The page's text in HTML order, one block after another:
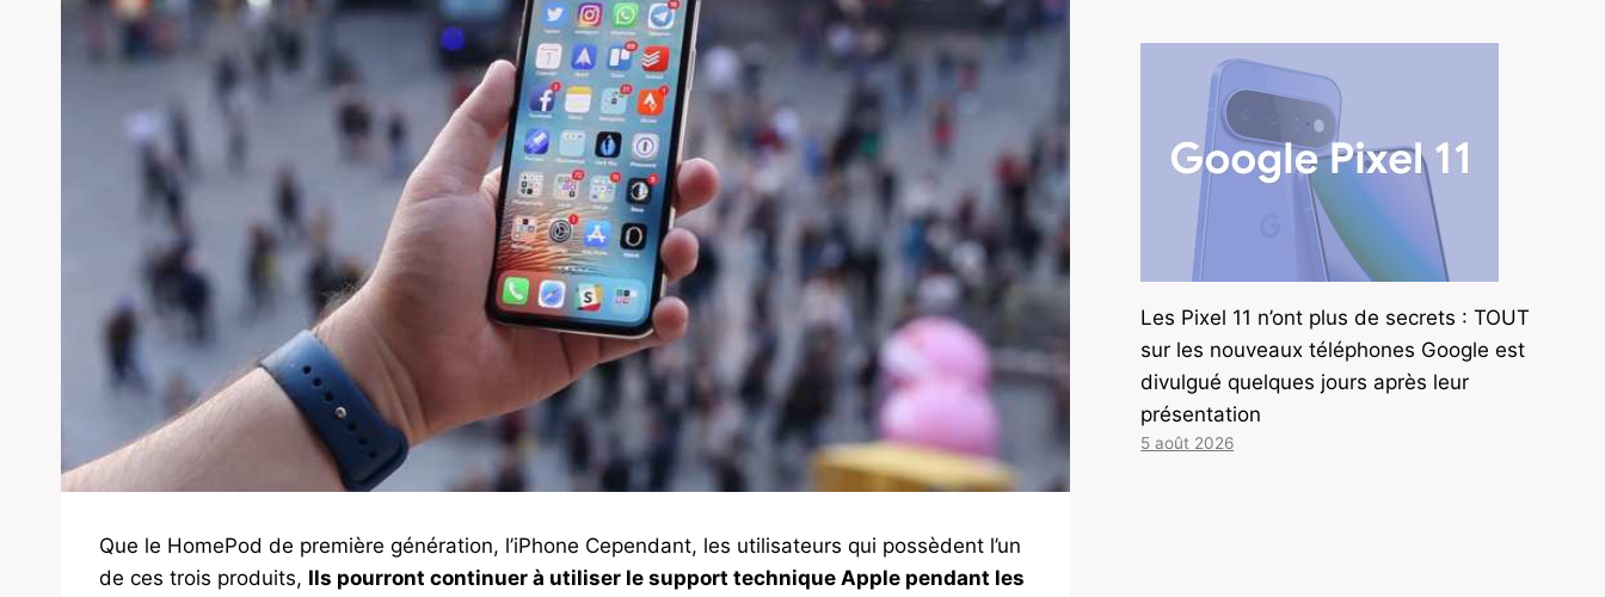
Que le HomePod de première génération, l’iPhone Cependant, les utilisateurs qui possèdent l’un
de ces trois produits, Ils pourront continuer à utiliser le support technique Apple pendant les
Les Pixel 11 n’ont plus de secrets : TOUT
sur les nouveaux téléphones Google est
divulgué quelques jours après leur
présentation
5 août 2026